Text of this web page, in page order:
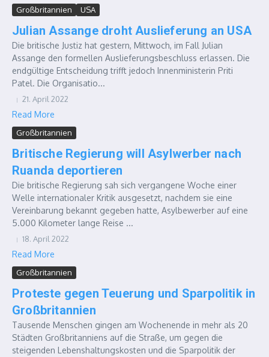
Großbritannien USA
Julian Assange droht Auslieferung an USA
Die britische Justiz hat gestern, Mittwoch, im Fall Julian
Assange den formellen Auslieferungsbeschluss erlassen. Die
endgültige Entscheidung trifft jedoch Innenministerin Priti
Patel. Die Organisatio...
21. April 2022
Read More
Großbritannien
Britische Regierung will Asylwerber nach
Ruanda deportieren
Die britische Regierung sah sich vergangene Woche einer
Welle internationaler Kritik ausgesetzt, nachdem sie eine
Vereinbarung bekannt gegeben hatte, Asylbewerber auf eine
5.000 Kilometer lange Reise ...
18. April 2022
Read More
Großbritannien
Proteste gegen Teuerung und Sparpolitik in
Großbritannien
Tausende Menschen gingen am Wochenende in mehr als 20
Städten Großbritanniens auf die Straße, um gegen die
steigenden Lebenshaltungskosten und die Sparpolitik der